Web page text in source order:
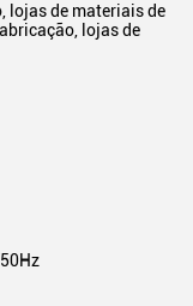
lojas de materiais de
lojas de